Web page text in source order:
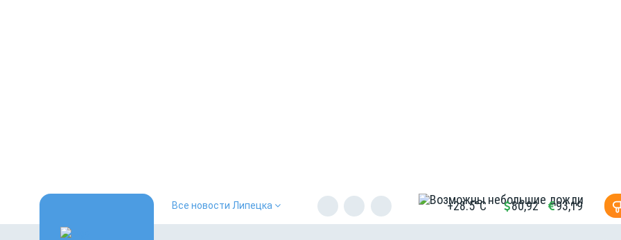
Все новости Липецка +28.5°C 80,92 93,19